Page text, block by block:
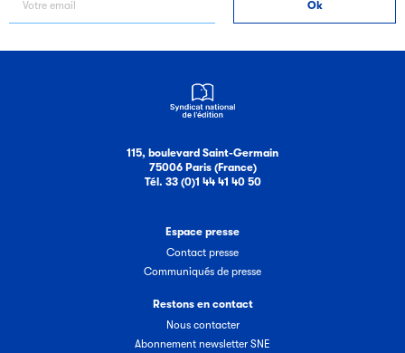
115, boulevard Saint-Germain
75006 Paris (France)
Tél. 33 (0)1 44 41 40 50
Espace presse
Contact presse
Communiqués de presse
Restons en contact
Nous contacter
Abonnement newsletter SNE